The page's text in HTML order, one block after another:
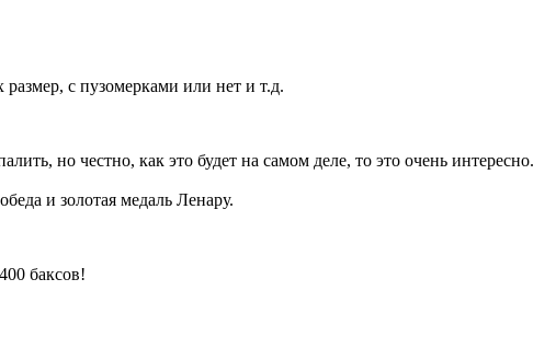
размер, с пузомерками или нет и т.д.
но честно, как это будет на самом деле, то это очень интересно.
и золотая медаль Ленару.
баксов!